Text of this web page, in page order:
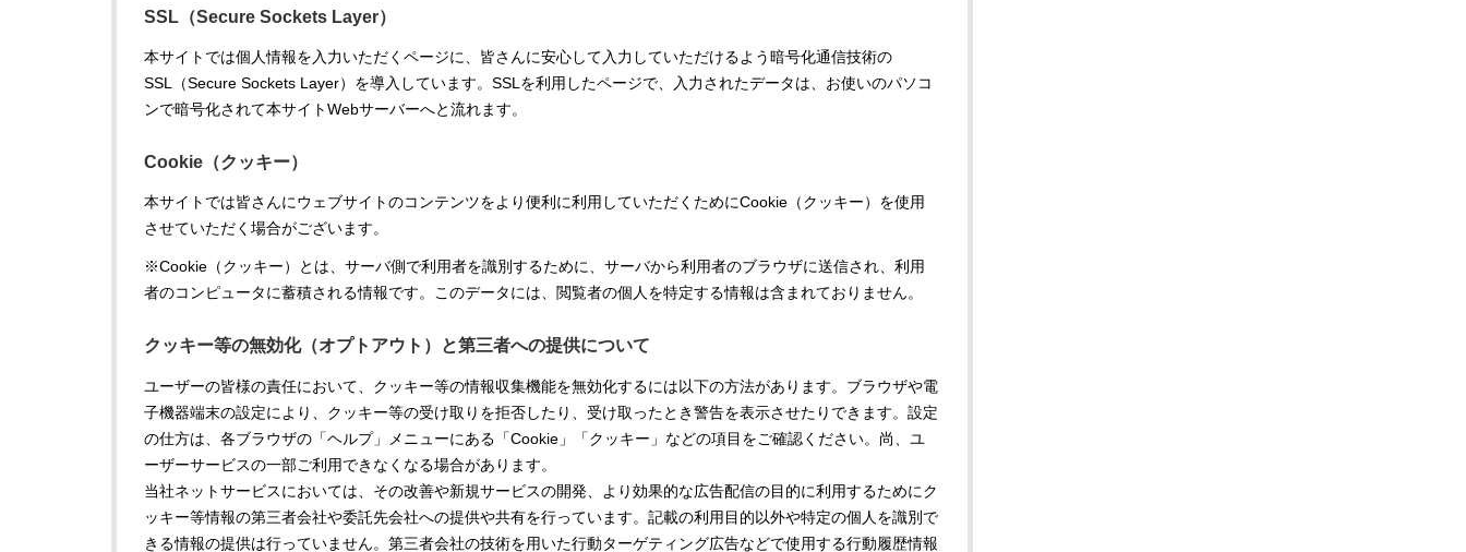
SSL（Secure Sockets Layer）
本サイトでは個人情報を入力いただくページに、皆さんに安心して入力していただけるよう暗号化通信技術の
SSL（Secure Sockets Layer）を導入しています。SSLを利用したページで、入力されたデータは、お使いのパソコ
ンで暗号化されて本サイトWebサーバーへと流れます。
Cookie（クッキー）
本サイトでは皆さんにウェブサイトのコンテンツをより便利に利用していただくためにCookie（クッキー）を使用
させていただく場合がございます。
※Cookie（クッキー）とは、サーバ側で利用者を識別するために、サーバから利用者のブラウザに送信され、利用
者のコンピュータに蓄積される情報です。このデータには、閲覧者の個人を特定する情報は含まれておりません。
クッキー等の無効化（オプトアウト）と第三者への提供について
ユーザーの皆様の責任において、クッキー等の情報収集機能を無効化するには以下の方法があります。ブラウザや電
子機器端末の設定により、クッキー等の受け取りを拒否したり、受け取ったとき警告を表示させたりできます。設定
の仕方は、各ブラウザの「ヘルプ」メニューにある「Cookie」「クッキー」などの項目をご確認ください。尚、ユ
ーザーサービスの一部ご利用できなくなる場合があります。
当社ネットサービスにおいては、その改善や新規サービスの開発、より効果的な広告配信の目的に利用するためにク
ッキー等情報の第三者会社や委託先会社への提供や共有を行っています。記載の利用目的以外や特定の個人を識別で
きる情報の提供は行っていません。第三者会社の技術を用いた行動ターゲティング広告などで使用する行動履歴情報